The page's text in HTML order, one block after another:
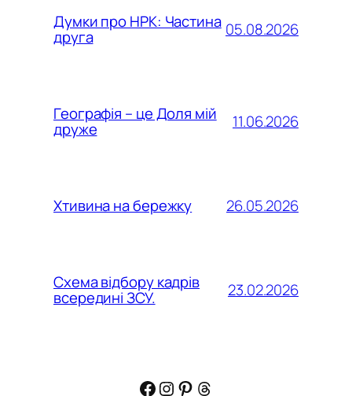
Думки про НРК: Частина
друга 05.08.2026
Географія – це Доля мій
друже 11.06.2026
Хтивина на бережку 26.05.2026
Схема відбору кадрів
всередині ЗСУ. 23.02.2026
Facebook
Instagram
Pinterest
Threads